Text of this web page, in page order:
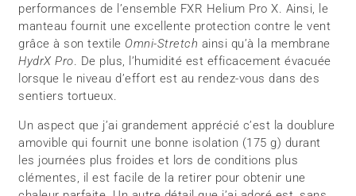
performances de l’ensemble FXR Helium Pro X. Ainsi, le
manteau fournit une excellente protection contre le vent
grâce à son textile Omni-Stretch ainsi qu’à la membrane
HydrX Pro . De plus, l’humidité est efficacement évacuée
lorsque le niveau d’effort est au rendez-vous dans des
sentiers tortueux.
Un aspect que j’ai grandement apprécié c’est la doublure
amovible qui fournit une bonne isolation (175 g) durant
les journées plus froides et lors de conditions plus
clémentes, il est facile de la retirer pour obtenir une